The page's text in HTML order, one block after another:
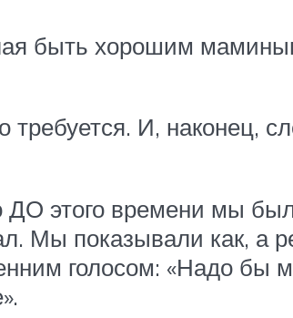
быть хорошим
требуется. И, наконец,
ДО этого времени мы
Мы показывали как, а
голосом: «Надо бы